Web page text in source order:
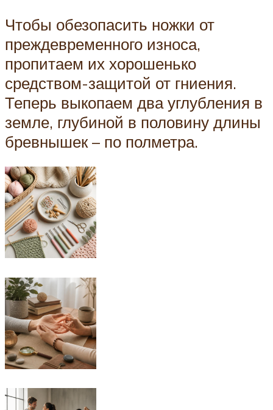
Чтобы обезопасить ножки от
преждевременного износа,
пропитаем их хорошенько
средством-защитой от гниения.
Теперь выкопаем два углубления в
земле, глубиной в половину длины
бревнышек – по полметра.